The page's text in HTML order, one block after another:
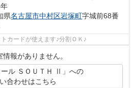
県名古屋市中村区岩塚町字城前68番
カードが使えます♪分割ＯＫ♪
情報がありません。
ール ＳＯＵＴＨ Ⅱ」への
合わせはこちら